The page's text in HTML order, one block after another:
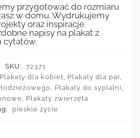
przygotować do rozmiaru
w domu. Wydrukujemy
oraz inspiracje.
napisy na plakat z
cytatów.
SKU:
72371
Plakaty dla kobiet Plakaty dla par
Plakaty do sypialni
Plakaty zwierzęta
pieskie życie